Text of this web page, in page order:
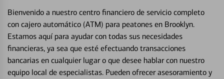
Bienvenido a nuestro centro financiero de servicio completo
con cajero automático (ATM) para peatones en Brooklyn.
Estamos aquí para ayudar con todas sus necesidades
financieras, ya sea que esté efectuando transacciones
bancarias en cualquier lugar o que desee hablar con nuestro
equipo local de especialistas. Pueden ofrecer asesoramiento y